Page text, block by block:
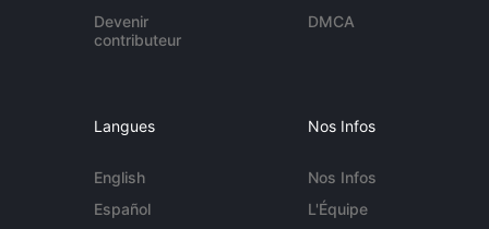
Devenir
contributeur
DMCA
Langues
English
Español
Nos Infos
Nos Infos
L'Équipe